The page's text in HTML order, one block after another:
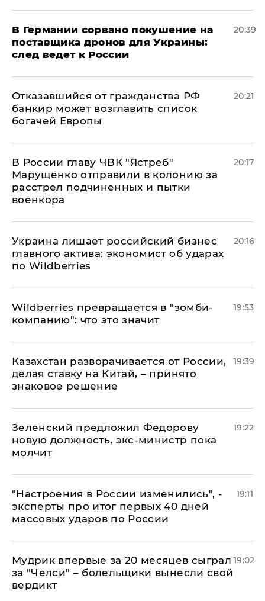
​В Германии сорвано покушение на
поставщика дронов для Украины:
след ведет к России
20:39
Отказавшийся от гражданства РФ
банкир может возглавить список
богачей Европы
20:21
В России главу ЧВК "Ястреб"
Марущенко отправили в колонию за
расстрел подчиненных и пытки
военкора
20:17
​Украина лишает российский бизнес
главного актива: экономист об ударах
по Wildberries
20:16
Wildberries превращается в "зомби-
компанию": что это значит
19:53
Казахстан разворачивается от России,
делая ставку на Китай, – принято
знаковое решение
19:39
Зеленский предложил Федорову
новую должность, экс-министр пока
молчит
19:22
"Настроения в России изменились", -
эксперты про итог первых 40 дней
массовых ударов по России
19:11
Мудрик впервые за 20 месяцев сыграл
за "Челси" – болельщики вынесли свой
вердикт
19:02